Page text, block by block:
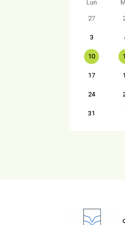
Lun
27
3
10
17
24
31